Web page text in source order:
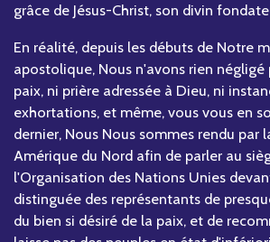
grâce de Jésus-Christ, son divin
En réalité, depuis les débuts de Notre
apostolique, Nous n'avons rien négligé
paix, ni prière adressée à Dieu, ni
exhortations, et même, vous vous en
dernier, Nous Nous sommes rendu par
Amérique du Nord afin de parler au
l'Organisation des Nations Unies
distinguée des représentants de
du bien si désiré de la paix, et de